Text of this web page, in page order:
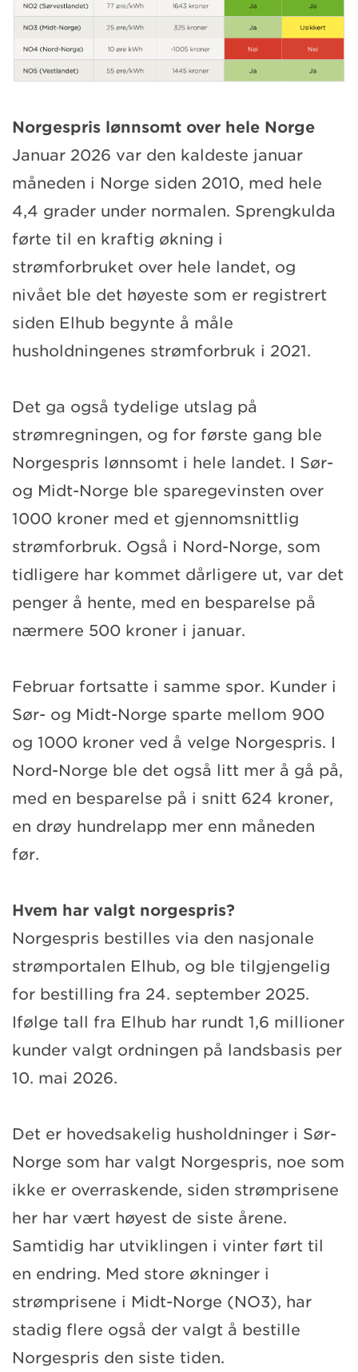
Norgespris lønnsomt over hele Norge
Januar 2026 var den kaldeste januar
måneden i Norge siden 2010, med hele
4,4 grader under normalen. Sprengkulda
førte til en kraftig økning i
strømforbruket over hele landet, og
nivået ble det høyeste som er registrert
siden Elhub begynte å måle
husholdningenes strømforbruk i 2021.
Det ga også tydelige utslag på
strømregningen, og for første gang ble
Norgespris lønnsomt i hele landet. I Sør-
og Midt-Norge ble sparegevinsten over
1000 kroner med et gjennomsnittlig
strømforbruk. Også i Nord-Norge, som
tidligere har kommet dårligere ut, var det
penger å hente, med en besparelse på
nærmere 500 kroner i januar.
Februar fortsatte i samme spor. Kunder i
Sør- og Midt-Norge sparte mellom 900
og 1000 kroner ved å velge Norgespris. I
Nord-Norge ble det også litt mer å gå på,
med en besparelse på i snitt 624 kroner,
en drøy hundrelapp mer enn måneden
før.
Hvem har valgt norgespris?
Norgespris bestilles via den nasjonale
strømportalen Elhub, og ble tilgjengelig
for bestilling fra 24. september 2025.
Ifølge tall fra Elhub har rundt 1,6 millioner
kunder valgt ordningen på landsbasis per
10. mai 2026.
Det er hovedsakelig husholdninger i Sør-
Norge som har valgt Norgespris, noe som
ikke er overraskende, siden strømprisene
her har vært høyest de siste årene.
Samtidig har utviklingen i vinter ført til
en endring. Med store økninger i
strømprisene i Midt-Norge (NO3), har
stadig flere også der valgt å bestille
Norgespris den siste tiden.